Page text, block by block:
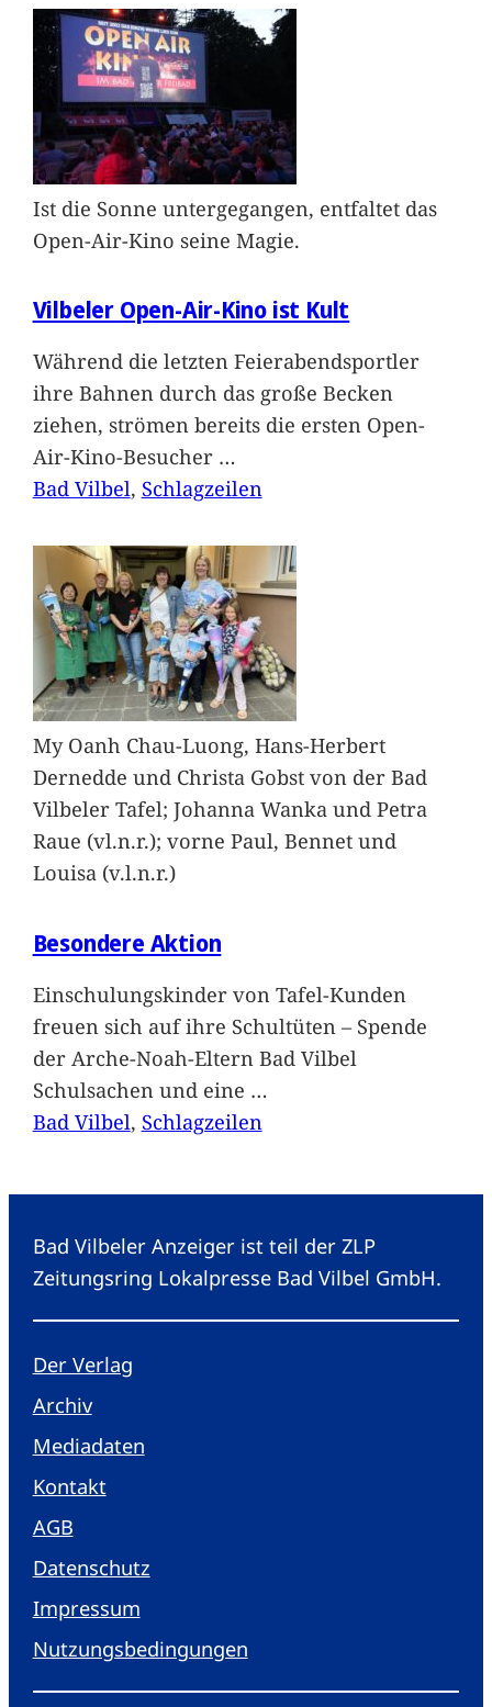
Ist die Sonne untergegangen, entfaltet das
Open-Air-Kino seine Magie.
Vilbeler Open-Air-Kino ist Kult
Während die letzten Feierabendsportler
ihre Bahnen durch das große Becken
ziehen, strömen bereits die ersten Open-
Air-Kino-Besucher …
Bad Vilbel, Schlagzeilen
My Oanh Chau-Luong, Hans-Herbert
Dernedde und Christa Gobst von der Bad
Vilbeler Tafel; Johanna Wanka und Petra
Raue (vl.n.r.); vorne Paul, Bennet und
Louisa (v.l.n.r.)
Besondere Aktion
Einschulungskinder von Tafel-Kunden
freuen sich auf ihre Schultüten – Spende
der Arche-Noah-Eltern Bad Vilbel
Schulsachen und eine …
Bad Vilbel, Schlagzeilen
Bad Vilbeler Anzeiger ist teil der ZLP
Zeitungsring Lokalpresse Bad Vilbel GmbH.
Der Verlag
Archiv
Mediadaten
Kontakt
AGB
Datenschutz
Impressum
Nutzungsbedingungen